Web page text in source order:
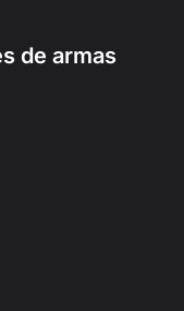
de armas